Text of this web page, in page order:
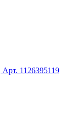
1126395119